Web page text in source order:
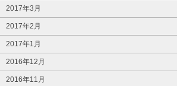
2017年3月
2017年2月
2017年1月
2016年12月
2016年11月